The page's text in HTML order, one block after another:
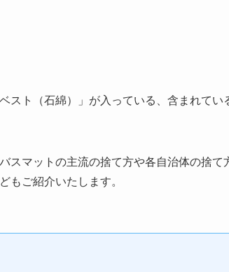
スト（石綿）」が入っている、含まれてい
スマットの主流の捨て方や各自治体の捨て
もご紹介いたします。